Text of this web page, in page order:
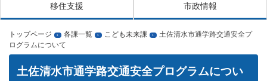
移住支援 市政情報
トップページ › 各課一覧 › こども未来課 ›
土佐清水市通学路交通安全プ
ログラムについて
土佐清水市通学路交通安全プログラムについ